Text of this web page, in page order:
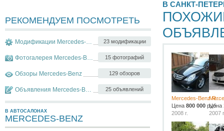
РЕКОМЕНДУЕМ ПОСМОТРЕТЬ
23 модификации
Модификации Mercedes-Benz R-klasse
15 фотографий
Фотогалерея Mercedes-Benz R-klasse
129 обзоров
Обзоры Mercedes-Benz
25 объявлений
Объявления Mercedes-Benz R-klasse
В АВТОСАЛОНАХ
MERCEDES-BENZ
В САНКТ-
Mercedes-Benz R...
Цена 800 000 руб.
2008 г.
Цена
2007